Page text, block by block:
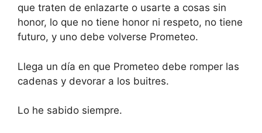
que traten de enlazarte o usarte a cosas sin
honor, lo que no tiene honor ni respeto, no tiene
futuro, y uno debe volverse Prometeo.
Llega un día en que Prometeo debe romper las
cadenas y devorar a los buitres.
Lo he sabido siempre.